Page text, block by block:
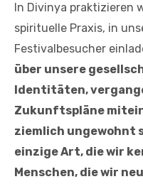
In Divinya praktizieren
spirituelle Praxis, in
Festivalbesucher
über unsere
Identitäten,
Zukunftspläne
ziemlich ungewohnt
einzige Art, die wir
Menschen, die wir